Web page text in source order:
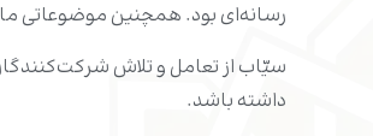
رسانه‌ای بود. همچنین موضوعاتی
سیّاب از تعامل و تلاش شرکت‌کنندگان
داشته باشد.